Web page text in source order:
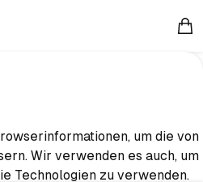
um die von
Wir verwenden es auch, um
Technologien zu verwenden.